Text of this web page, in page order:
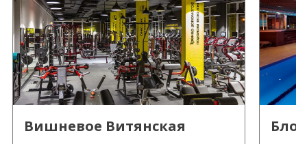
Вишневое Витянская